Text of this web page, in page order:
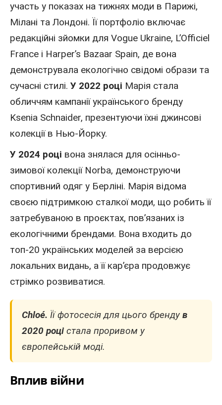
участь у показах на тижнях моди в Парижі,
Мілані та Лондоні. Її портфоліо включає
редакційні зйомки для Vogue Ukraine, L’Officiel
France і Harper’s Bazaar Spain, де вона
демонструвала екологічно свідомі образи та
сучасні стилі. У 2022 році Марія стала
обличчям кампанії українського бренду
Ksenia Schnaider, презентуючи їхні джинсові
колекції в Нью-Йорку.
У 2024 році вона знялася для осінньо-
зимової колекції Norba, демонструючи
спортивний одяг у Берліні. Марія відома
своєю підтримкою сталкої моди, що робить її
затребуваною в проєктах, пов’язаних із
екологічними брендами. Вона входить до
топ-20 українських моделей за версією
локальних видань, а її кар’єра продовжує
стрімко розвиватися.
Chloé. Її фотосесія для цього бренду в
2020 році стала проривом у
європейській моді.
Вплив війни